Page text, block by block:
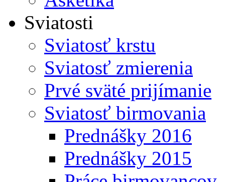
Sviatosti
Sviatosť krstu
Sviatosť zmierenia
Prvé sväté prijímanie
Sviatosť birmovania
Prednášky 2016
Prednášky 2015